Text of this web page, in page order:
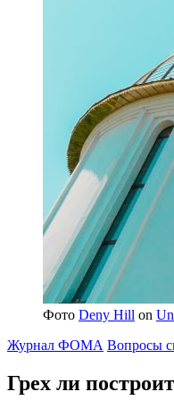
Фото Deny Hill on
Журнал ФОМА Вопросы
Грех ли